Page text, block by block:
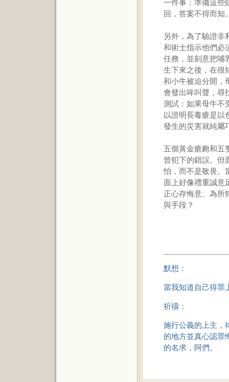
一件事：準備這些
回，答案不得而知
另外，為了驗證非
和術士指示他們必
任務，並刻意把哺
生下來之後，在很
和小牛被迫分開，
會發出哞叫聲，尋
測試：如果母牛不
以證明長毒瘡是以
發生的災害就純屬
五個黃金瘡皰和五
曾犯下的錯誤。但
怕，而不是敬畏。
面上好像禮重誠意
正心存悔意、為所
與手段？
默想：
當我知道自己得罪
祈禱：
施行公義的上主，
的地方並真心認罪
的名求，阿們。